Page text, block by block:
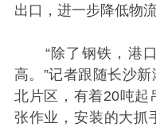
出口，进一步降低物流
“除了钢铁，港口
高。”记者跟随长沙
北片区，有着20吨起
张作业，安装的大抓